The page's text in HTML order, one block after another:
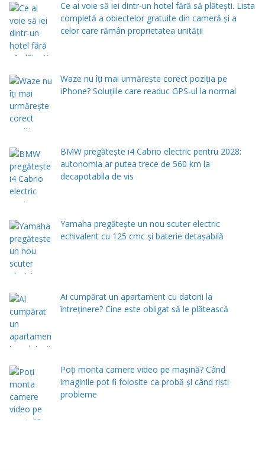
Ce ai voie să iei dintr-un hotel fără să plătești. Lista
completă a obiectelor gratuite din cameră și a
celor care rămân proprietatea unității
Waze nu îți mai urmărește corect poziția pe
iPhone? Soluțiile care readuc GPS-ul la normal
BMW pregătește i4 Cabrio electric pentru 2028:
autonomia ar putea trece de 560 km la
decapotabila de vis
Yamaha pregătește un nou scuter electric
echivalent cu 125 cmc și baterie detașabilă
Ai cumpărat un apartament cu datorii la
întreținere? Cine este obligat să le plătească
Poți monta camere video pe mașină? Când
imaginile pot fi folosite ca probă și când riști
probleme